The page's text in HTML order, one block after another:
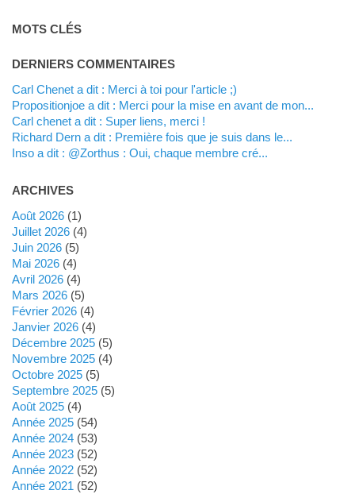
MOTS CLÉS
DERNIERS COMMENTAIRES
Carl Chenet a dit : Merci à toi pour l'article ;)
propositionjoe a dit : Merci pour la mise en avant de mon...
Carl chenet a dit : Super liens, merci !
Richard Dern a dit : Première fois que je suis dans le...
inso a dit : @Zorthus : Oui, chaque membre cré...
ARCHIVES
août 2026(1)
juillet 2026(4)
juin 2026(5)
mai 2026(4)
avril 2026(4)
mars 2026(5)
février 2026(4)
janvier 2026(4)
décembre 2025(5)
novembre 2025(4)
octobre 2025(5)
septembre 2025(5)
août 2025(4)
année 2025(54)
année 2024(53)
année 2023(52)
année 2022(52)
année 2021 (52)